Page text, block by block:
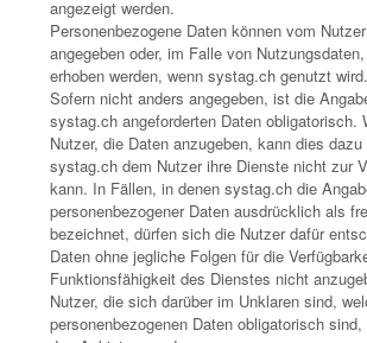
angezeigt werden.
Personenbezogene Daten können vom
angegeben oder, im Falle von
erhoben werden, wenn systag.ch genutzt wird.
Sofern nicht anders angegeben, ist die
systag.ch angeforderten Daten obligatorisch.
Nutzer, die Daten anzugeben, kann dies
systag.ch dem Nutzer ihre Dienste nicht zur
kann. In Fällen, in denen systag.ch die
personenbezogener Daten ausdrücklich als
bezeichnet, dürfen sich die Nutzer dafür
Daten ohne jegliche Folgen für die
Funktionsfähigkeit des Dienstes nicht
Nutzer, die sich darüber im Unklaren sind,
personenbezogenen Daten obligatorisch